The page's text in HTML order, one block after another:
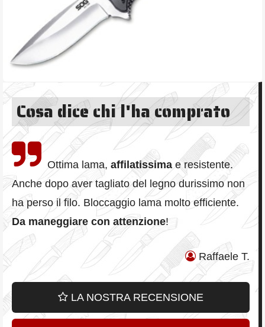
Cosa dice chi l'ha comprato
Ottima lama, affilatissima e resistente.
Anche dopo aver tagliato del legno durissimo non
ha perso il filo. Bloccaggio lama molto efficiente.
Da maneggiare con attenzione!
Raffaele T.
LA NOSTRA RECENSIONE